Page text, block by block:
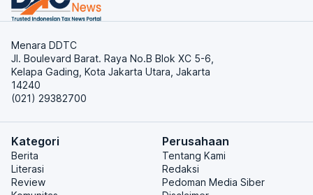
Menara DDTC
Jl. Boulevard Barat. Raya No.B Blok XC 5-6,
Kelapa Gading, Kota Jakarta Utara, Jakarta
14240
(021) 29382700
Kategori
Berita
Literasi
Review
Perusahaan
Tentang Kami
Redaksi
Pedoman Media Siber